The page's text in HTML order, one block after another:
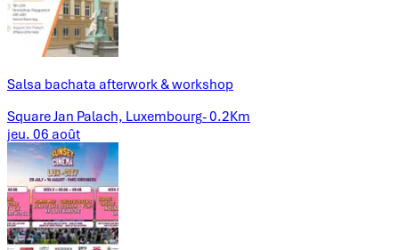
Salsa bachata afterwork & workshop
Square Jan Palach, Luxembourg-0.2Km
jeu. 06 août